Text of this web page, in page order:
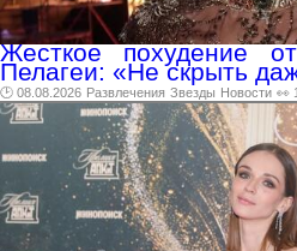
Жесткое похудение
Пелагеи: «Не скрыть
🕑 08.08.2026 Развлечения Звезды Новости 👀